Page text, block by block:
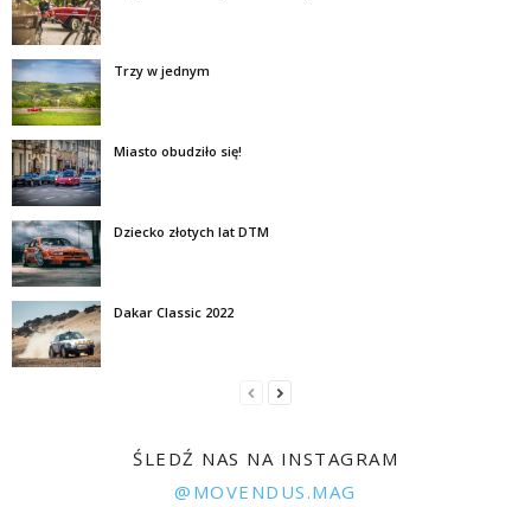
Trzy w jednym
Miasto obudziło się!
Dziecko złotych lat DTM
Dakar Classic 2022
ŚLEDŹ NAS NA INSTAGRAM
@MOVENDUS.MAG